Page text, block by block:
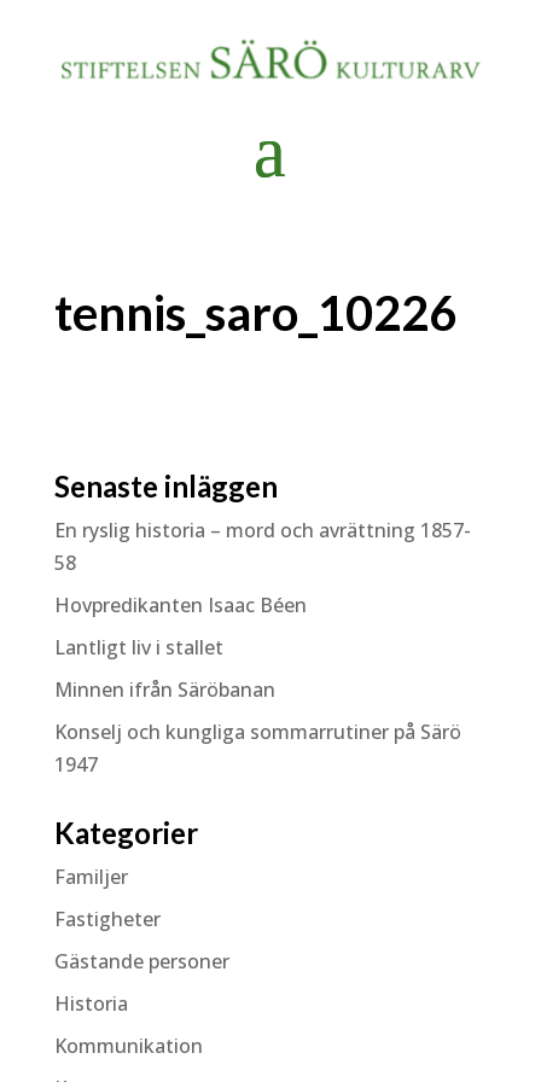
tennis_saro_10226
Senaste inläggen
En ryslig historia – mord och avrättning 1857-
58
Hovpredikanten Isaac Béen
Lantligt liv i stallet
Minnen ifrån Säröbanan
Konselj och kungliga sommarrutiner på Särö
1947
Kategorier
Familjer
Fastigheter
Gästande personer
Historia
Kommunikation